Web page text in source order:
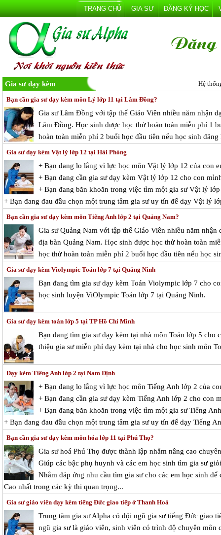
TRANG CHỦ GIA SƯ ĐĂNG KÝ HỌC
Gia sư dạy kèm Hệ
Bạn cần gia sư dạy kèm môn Lý lớp 11 tại Lâm Đồng?
Gia sư Lâm Đồng với tập thể Giáo Viên nhiều năm nhận
Lâm Đồng. Học sinh được học thử hoàn toàn miễn phí 1
hoàn toàn miễn phí 2 buổi học đầu tiên nếu học sinh
Gia sư dạy kèm Vật lý lớp 12 tại Hải Phòng
+ Bạn đang lo lắng vì lực học môn Vật lý lớp 12 của con
+ Bạn đang cần gia sư dạy kèm Vật lý lớp 12 cho con
+ Bạn đang băn khoăn trong việc tìm một gia sư Vật lý
+ Bạn đang đau đầu chọn một trung tâm gia sư uy tín để dạy Vật lý
Bạn cần gia sư dạy kèm môn Tiếng Anh lớp 2 tại Quảng Nam?
Gia sư Quảng Nam với tập thể Giáo Viên nhiều năm
địa bàn Quảng Nam. Học sinh được học thử hoàn toàn
học thử hoàn toàn miễn phí 2 buổi học đầu tiên nếu học
Gia sư dạy kèm Violympic Toán lớp 7 tại Quảng Ninh
Bạn đang tìm gia sư dạy kèm Toán Violympic lớp 7 cho
học sinh luyện ViOlympic Toán lớp 7 tại Quảng Ninh.
Gia sư dạy kèm toán lớp 5 tại TP Hồ Chí Minh
Bạn đang tìm gia sư dạy kèm tại nhà môn Toán lớp 5 cho
thiệu gia sư miễn phí dạy kèm tại nhà cho học sinh môn
Dạy kèm Tiếng Anh lớp 2 tại Nam Định
+ Bạn đang lo lắng vì lực học môn Tiếng Anh lớp 2 của
+ Bạn đang cần gia sư dạy kèm Tiếng Anh lớp 2 cho con
+ Bạn đang băn khoăn trong việc tìm một gia sư Tiếng
+ Bạn đang đau đầu chọn một trung tâm gia sư uy tín để dạy Tiếng
Bạn cần gia sư dạy kèm môn hóa lớp 11 tại Phú Thọ?
Gia sư hoá Phú Thọ được thành lập nhằm nâng cao
Giúp các bậc phụ huynh và các em học sinh tìm gia sư
Nhằm đáp ứng nhu cầu tìm gia sư cho các em học sinh
Cao nhất trong các kỳ thi quan trọng...
Gia sư giáo viên dạy kèm tiếng Đức giao tiếp ở Thanh Hoá
Trung tâm gia sư Alpha có đội ngũ gia sư tiếng Đức giao
ngũ gia sư là giáo viên, sinh viên có trình độ chuyên môn